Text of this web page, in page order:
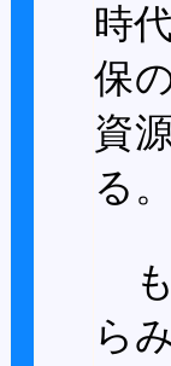
時
保
資
る。
も
ら